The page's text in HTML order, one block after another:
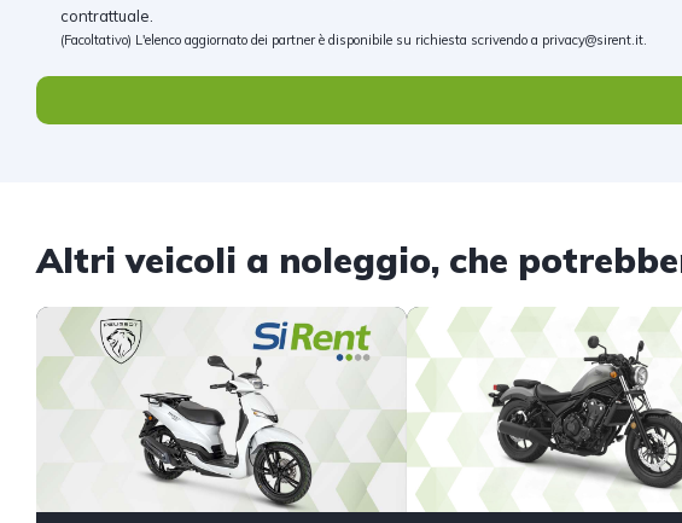
contrattuale.
(Facoltativo) L'elenco aggiornato dei partner è disponibile su richiesta scrivendo a privacy@sirent.it.
Altri veicoli a noleggio, che